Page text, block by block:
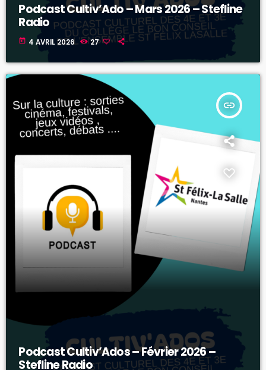
Podcast Cultiv’Ado – Mars 2026 – Stefline
Radio
today 4 AVRIL 2026 27
insert_link
Podcast Cultiv’Ados – Février 2026 –
Stefline Radio